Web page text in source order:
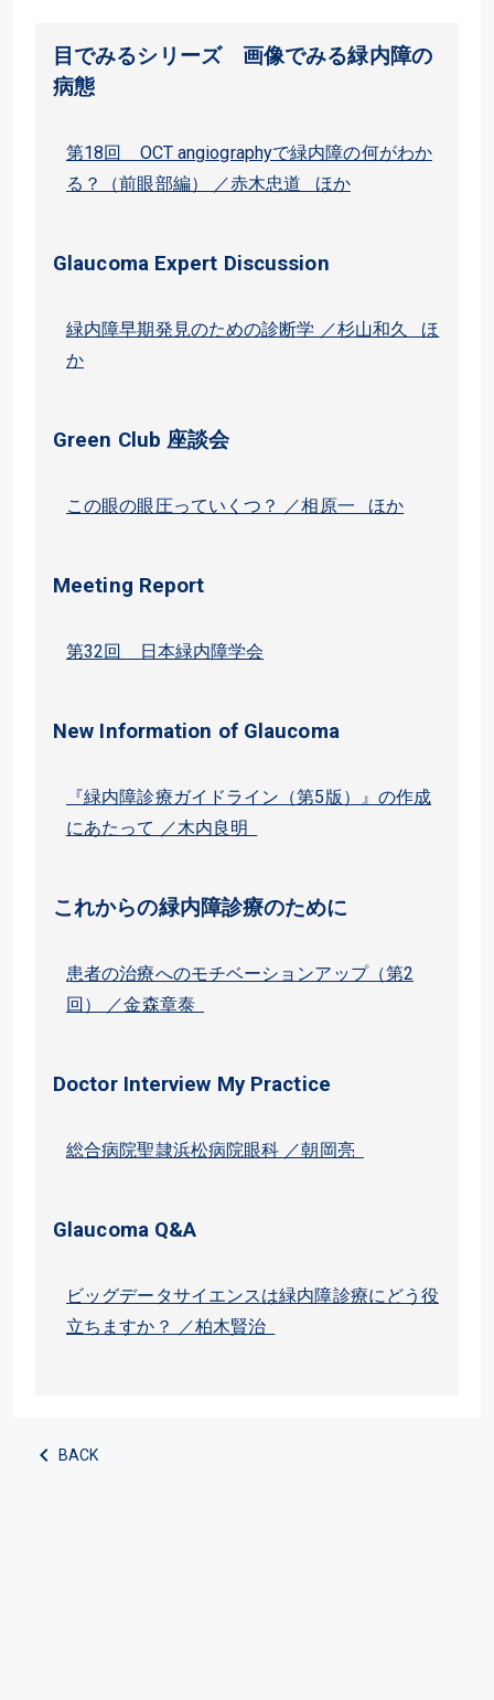
目でみるシリーズ 画像でみる緑内障の
病態
第18回 OCT angiographyで緑内障の何がわか
る？（前眼部編） ／赤木忠道 ほか
Glaucoma Expert Discussion
緑内障早期発見のための診断学 ／杉山和久 ほ
か
Green Club 座談会
この眼の眼圧っていくつ？ ／相原一 ほか
Meeting Report
第32回 日本緑内障学会
New Information of Glaucoma
『緑内障診療ガイドライン（第5版）』の作成
にあたって ／木内良明
これからの緑内障診療のために
患者の治療へのモチベーションアップ（第2
回） ／金森章泰
Doctor Interview My Practice
総合病院聖隷浜松病院眼科 ／朝岡亮
Glaucoma Q&A
ビッグデータサイエンスは緑内障診療にどう役
立ちますか？ ／柏木賢治
BACK